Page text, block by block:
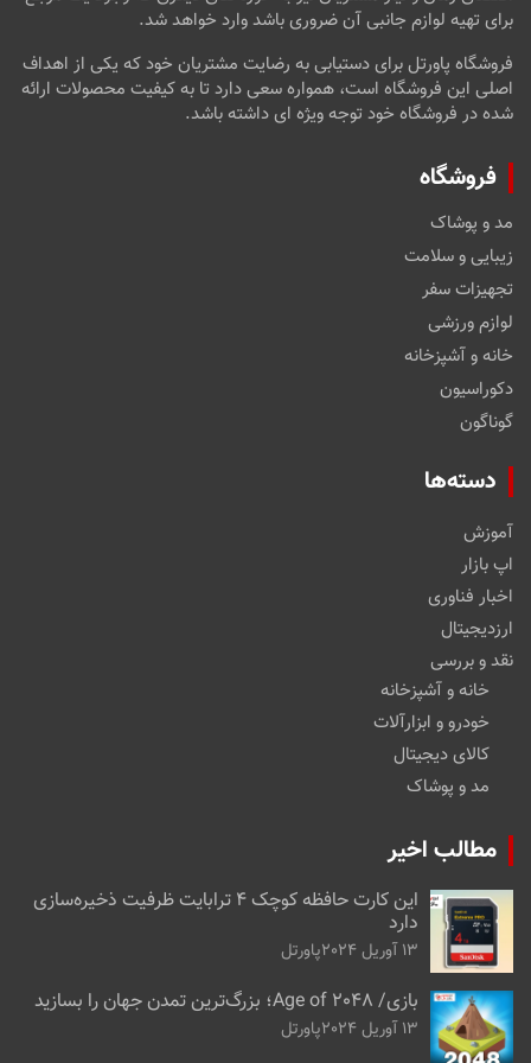
برای تهیه لوازم جانبی آن ضروری باشد وارد خواهد شد.
فروشگاه پاورتل برای دستیابی به رضایت مشتریان خود که یکی از اهداف
اصلی این فروشگاه است، همواره سعی دارد تا به کیفیت محصولات ارائه
شده در فروشگاه خود توجه ویژه ای داشته باشد.
فروشگاه
مد و پوشاک
زیبایی و سلامت
تجهیزات سفر
لوازم ورزشی
خانه و آشپزخانه
دکوراسیون
گوناگون
دسته‌ها
آموزش
اپ بازار
اخبار فناوری
ارزدیجیتال
نقد و بررسی
خانه و آشپزخانه
خودرو و ابزارآلات
کالای دیجیتال
مد و پوشاک
مطالب اخیر
این کارت حافظه کوچک ۴ ترابایت ظرفیت ذخیره‌سازی
دارد
13 آوریل 2024 پاورتل
بازی/ Age of 2048؛ بزرگ‌ترین تمدن جهان را بسازید
13 آوریل 2024 پاورتل